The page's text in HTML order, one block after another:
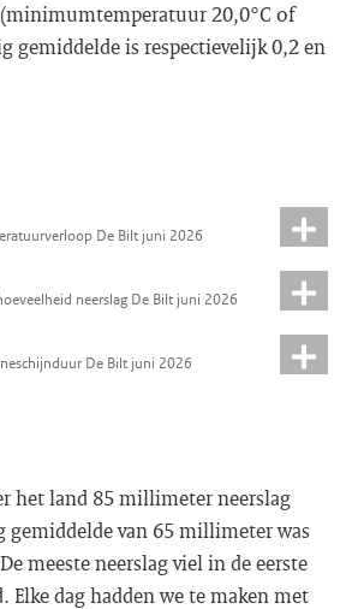
20,0°C of
gemiddelde is respectievelijk 0,2 en
De Bilt juni 2026
neerslag De Bilt juni 2026
De Bilt juni 2026
het land 85 millimeter neerslag
gemiddelde van 65 millimeter was
meeste neerslag viel in de eerste
Elke dag hadden we te maken met